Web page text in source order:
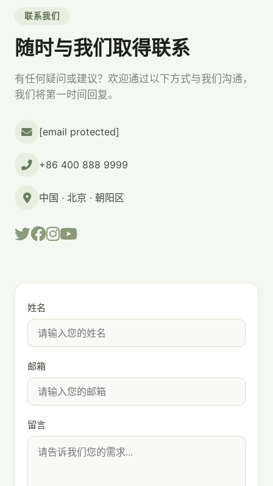
联系我们
随时与我们取得联系
有任何疑问或建议？欢迎通过以下方式与我们沟通，
我们将第一时间回复。
[email protected]
+86 400 888 9999
中国 · 北京 · 朝阳区
姓名
邮箱
留言